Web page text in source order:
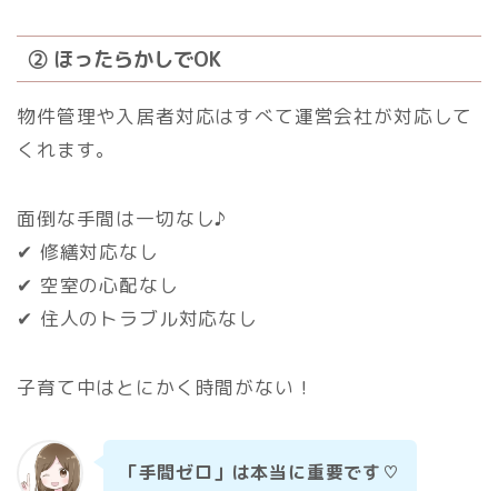
② ほったらかしでOK
物件管理や入居者対応はすべて運営会社が対応して
くれます。
面倒な手間は一切なし♪
✔ 修繕対応なし
✔ 空室の心配なし
✔ 住人のトラブル対応なし
子育て中はとにかく時間がない！
「手間ゼロ」は本当に重要です♡